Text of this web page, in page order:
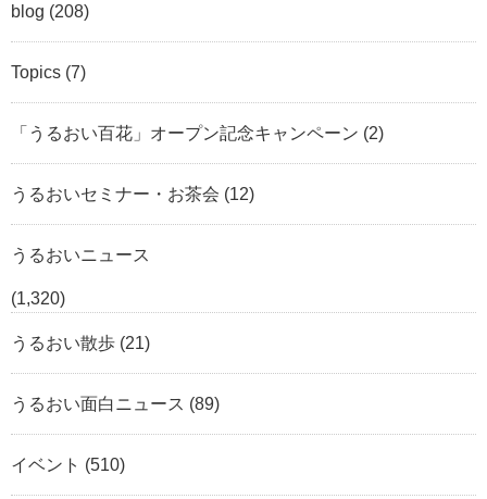
blog (208)
Topics (7)
「うるおい百花」オープン記念キャンペーン (2)
うるおいセミナー・お茶会 (12)
うるおいニュース
(1,320)
うるおい散歩 (21)
うるおい面白ニュース (89)
イベント (510)